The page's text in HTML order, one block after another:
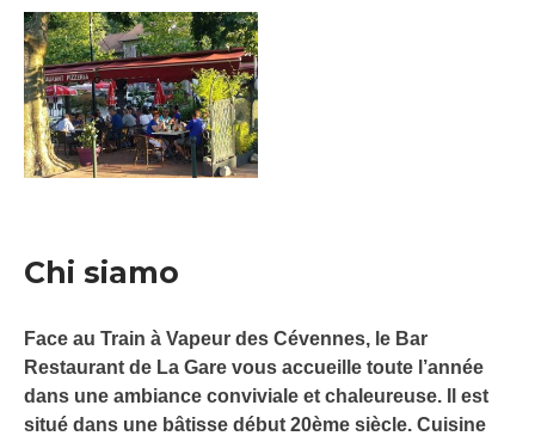
Chi siamo
Face au Train à Vapeur des Cévennes, le Bar
Restaurant de La Gare vous accueille toute l’année
dans une ambiance conviviale et chaleureuse. Il est
situé dans une bâtisse début 20ème siècle. Cuisine